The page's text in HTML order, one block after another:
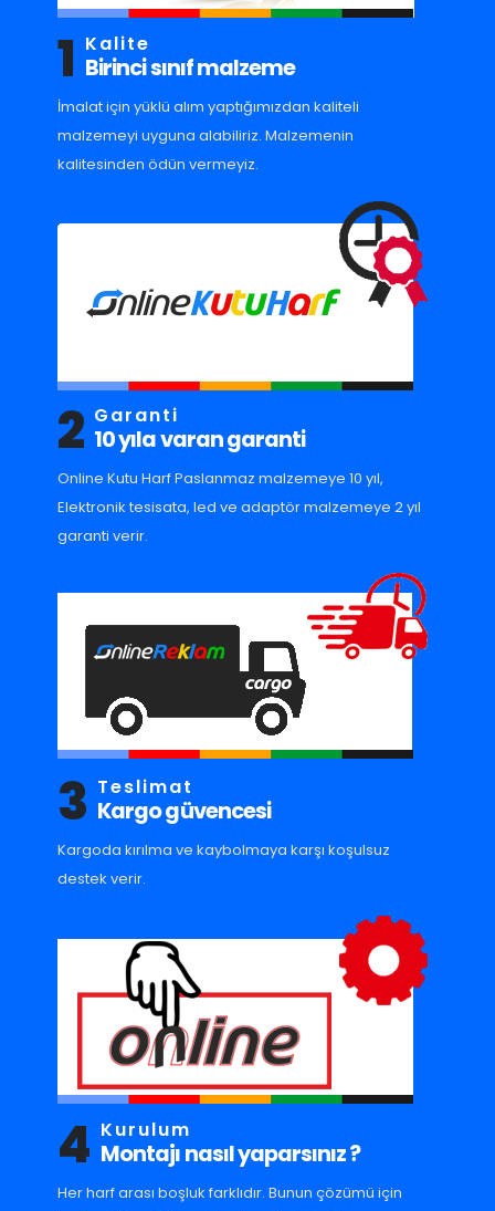
1 Kalite
Birinci sınıf malzeme
İmalat için yüklü alım yaptığımızdan kaliteli
malzemeyi uyguna alabiliriz. Malzemenin
kalitesinden ödün vermeyiz.
2 Garanti
10 yıla varan garanti
Online Kutu Harf Paslanmaz malzemeye 10 yıl,
Elektronik tesisata, led ve adaptör malzemeye 2 yıl
garanti verir.
3 Teslimat
Kargo güvencesi
Kargoda kırılma ve kaybolmaya karşı koşulsuz
destek verir.
4 Kurulum
Montajı nasıl yaparsınız ?
Her harf arası boşluk farklıdır. Bunun çözümü için